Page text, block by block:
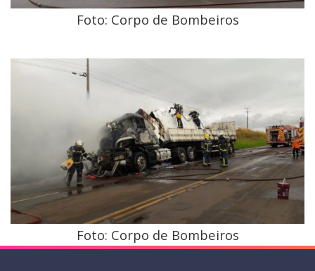
Foto: Corpo de Bombeiros
Foto: Corpo de Bombeiros